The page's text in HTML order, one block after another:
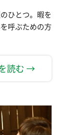
ひとつ。暇を
呼ぶための方
読む →